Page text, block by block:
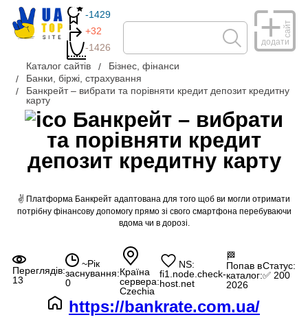
-1429
+32
-1426
додати
сайт
Каталог сайтів
Бізнес, фінанси
Банки, біржі, страхування
Банкрейт – вибрати та порівняти кредит депозит кредитну
карту
Банкрейт – вибрати
та порівняти кредит
депозит кредитну карту
✌ Платформа Банкрейт адаптована для того щоб ви могли отримати
потрібну фінансову допомогу прямо зі свого смартфона перебуваючи
вдома чи в дорозі.
Переглядів:
13
~Рік
заснування:
0
Країна
сервера:
Czechia
NS:
fi1.node.check-
host.net
🏁
Попав в
каталог:
2026
Статус:
✅ 200
https://bankrate.com.ua/